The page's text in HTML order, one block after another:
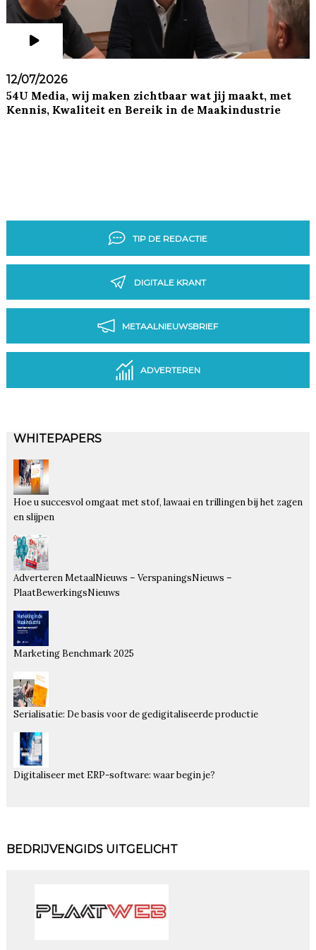
12/07/2026
54U Media, wij maken zichtbaar wat jij maakt, met
Kennis, Kwaliteit en Bereik in de Maakindustrie
TIP DE REDACTIE
DIGITALE KRANT
METAALNIEUWSBRIEF
ADVERTEREN
WHITEPAPERS
Hoe u succesvol omgaat met stof, lawaai en trillingen bij het zagen
en slijpen
Adverteren MetaalNieuws – VerspaningsNieuws –
PlaatBewerkingsNieuws
Marketing Benchmark 2025
Serialisatie: De basis voor de gedigitaliseerde productie
Digitaliseer met ERP-software: waar begin je?
BEDRIJVENGIDS UITGELICHT